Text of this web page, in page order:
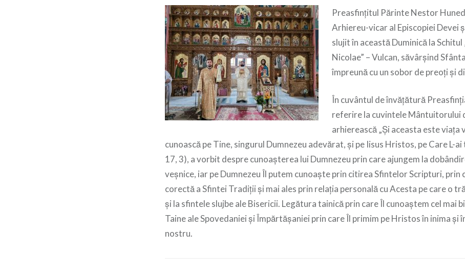
Preasfințitul Părinte Nestor
Arhiereu-vicar al Episcopiei Devei
slujit în această Duminică la
Nicolae” – Vulcan, săvârșind
împreună cu un sobor de preoți și
În cuvântul de învățătură
referire la cuvintele Mântuitorului
arhierească „Și aceasta este viața
cunoască pe Tine, singurul Dumnezeu adevărat, și pe Iisus Hristos, pe Care L-ai
17, 3), a vorbit despre cunoașterea lui Dumnezeu prin care ajungem la
veșnice, iar pe Dumnezeu Îl putem cunoaște prin citirea Sfintelor Scripturi, prin
corectă a Sfintei Tradiții și mai ales prin relația personală cu Acesta pe care o
și la sfintele slujbe ale Bisericii. Legătura tainică prin care Îl cunoaștem cel mai
Taine ale Spovedaniei și Împărtășaniei prin care Îl primim pe Hristos în inima și
nostru.